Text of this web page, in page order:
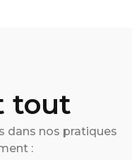
tout
dans nos pratiques
: